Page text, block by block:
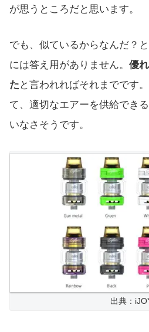
が思うところだと思います。
でも、似ているからなんだ？
には答え用がありません。 優
た と言われればそれまでです
て、適切なエアーを供給でき
いなさそうです。
出典：